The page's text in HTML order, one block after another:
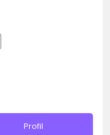
Profil